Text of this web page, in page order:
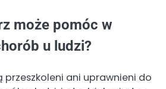
może pomóc w
u ludzi?
przeszkoleni ani uprawnieni do